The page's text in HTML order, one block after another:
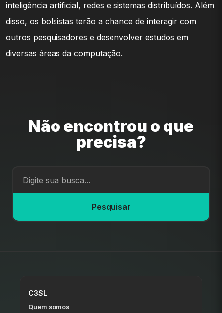
inteligência artificial, redes e sistemas distribuídos. Além
disso, os bolsistas terão a chance de interagir com
outros pesquisadores e desenvolver estudos em
diversas áreas da computação.
Não encontrou o que
precisa?
Pesquisar
C3SL
Quem somos